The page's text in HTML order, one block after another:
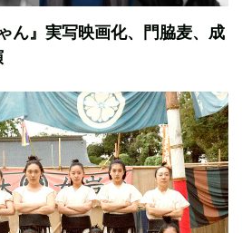
ん』実写映画化、門脇麦、成